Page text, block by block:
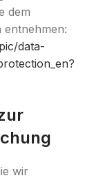
dem
entnehmen:
data-
wir